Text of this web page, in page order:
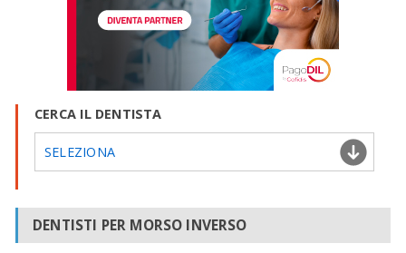
CERCA IL DENTISTA
SELEZIONA
DENTISTI PER MORSO INVERSO